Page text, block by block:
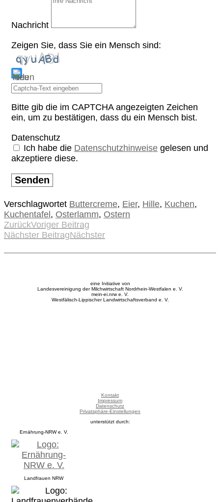
Nachricht
Zeigen Sie, dass Sie ein Mensch sind:
Bitte gib die im CAPTCHA angezeigten Zeichen
ein, um zu bestätigen, dass du ein Mensch bist.
Datenschutz
Ich habe die Datenschutzhinweise gelesen und
akzeptiere diese.
Senden
Verschlagwortet Buttercreme, Eier, Hille, Kuchen,
Kuchentafel, Osterlamm, Ostern
ZurückVoriger Beitrag
Nächster BeitragNächster
eine Initiative von
Landesvereinigung der Milchwirtschaft Nordrhein-Westfalen e. V.
mein-ei.nrw e. V.
Westfälisch-Lippischer Landwirtschaftsverband e. V.
Kontakt
Impressum
Datenschutz
Privatsphäre-Einstellungen
unterstützt durch:
Ernährung-NRW e. V.
Landfrauen NRW